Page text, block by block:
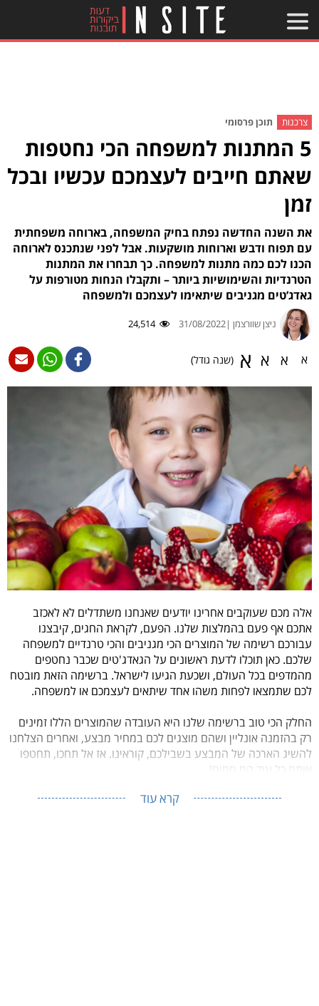
צרכנות תוכן פרסומי
5 המתנות למשפחה הכי נחטפות
שאתם חייבים לעצמכם עכשיו ובכל
זמן
את השנה החדשה נפתח בחיק המשפחה, בארוחה משפחתית
עם תפוח ודבש וארוחות מושקעות. אבל לפני שנתכנס לארוחה
הכנו לכם כמה מתנות למשפחה. כך תבחרו את המתנות
הטרנדיות והשימושיות ביותר – ותקבלו הנחות מטורפות על
גאדג’טים מגניבים שיתאימו לעצמכם ולמשפחה
ניצן שוורצמן |31/08/2022
24,514
א א א א (שנה גודל)
אלה מכם שעוקבים אחרינו יודעים שאנחנו משתדלים לא לאכזב
אתכם אף פעם בהמלצות שלנו. הפעם, לקראת החגים, קיבצנו
עבורכם רשימה של המוצרים הכי מגניבים והכי טרנדיים למשפחה
שלכם. כאן תוכלו לדעת ראשונים על הגאדג'טים שכבר נחטפים
מהמדפים בכל העולם, ושכעת הגיעו לישראל. ברשימה הזאת מובטח
לכם שתמצאו לפחות משהו אחד שיתאים לעצמכם או למשפחה.
החלק הכי טוב ברשימה שלנו היא העובדה שהמוצרים הללו זמינים
רק בהזמנה אונליין ושהם מוצגים לכם במחיר מבצע, ואחרים הצלחנו
להשיג הארכה של המבצע בשבילכם, קוראינו. אז אל תחכו, תחטפו
אותם כל עוד הם חמים!
קרא עוד